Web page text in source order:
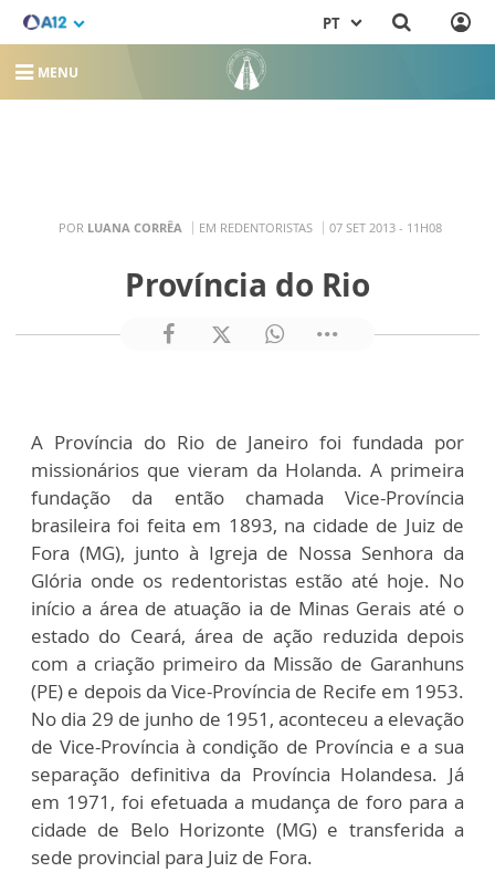
PT
MENU
POR LUANA CORRÊA EM REDENTORISTAS 07 SET 2013 - 11H08
Província do Rio
A Província do Rio de Janeiro foi fundada por
missionários que vieram da Holanda. A primeira
fundação da então chamada Vice-Província
brasileira foi feita em 1893, na cidade de Juiz de
Fora (MG), junto à Igreja de Nossa Senhora da
Glória onde os redentoristas estão até hoje. No
início a área de atuação ia de Minas Gerais até o
estado do Ceará, área de ação reduzida depois
com a criação primeiro da Missão de Garanhuns
(PE) e depois da Vice-Província de Recife em 1953.
No dia 29 de junho de 1951, aconteceu a elevação
de Vice-Província à condição de Província e a sua
separação definitiva da Província Holandesa. Já
em 1971, foi efetuada a mudança de foro para a
cidade de Belo Horizonte (MG) e transferida a
sede provincial para Juiz de Fora.